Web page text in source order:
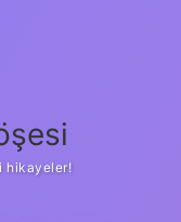
hikayeler!